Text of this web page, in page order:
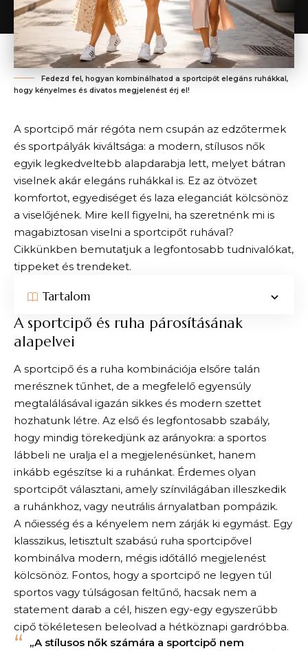
Fedezd fel, hogyan kombinálhatod a sportcipőt elegáns ruhákkal,
hogy kényelmes és divatos megjelenést érj el!
A sportcipő már régóta nem csupán az edzőtermek
és sportpályák kiváltsága: a modern, stílusos nők
egyik legkedveltebb alapdarabja lett, melyet bátran
viselnek akár elegáns ruhákkal is. Ez az ötvözet
komfortot, egyediséget és laza eleganciát kölcsönöz
a viselőjének. Mire kell figyelni, ha szeretnénk mi is
magabiztosan viselni a sportcipőt ruhával?
Cikkünkben bemutatjuk a legfontosabb tudnivalókat,
tippeket és trendeket.
Tartalom
A sportcipő és ruha párosításának
alapelvei
A sportcipő és a ruha kombinációja elsőre talán
merésznek tűnhet, de a megfelelő egyensúly
megtalálásával igazán sikkes és modern szettet
hozhatunk létre. Az első és legfontosabb szabály,
hogy mindig törekedjünk az arányokra: a sportos
lábbeli ne uralja el a megjelenésünket, hanem
inkább egészítse ki a ruhánkat. Érdemes olyan
sportcipőt választani, amely színvilágában illeszkedik
a ruhánkhoz, vagy neutrális árnyalatban pompázik.
A nőiesség és a kényelem nem zárják ki egymást. Egy
klasszikus, letisztult szabású ruha sportcipővel
kombinálva modern, mégis időtálló megjelenést
kölcsönöz. Fontos, hogy a sportcipő ne legyen túl
sportos vagy túlságosan feltűnő, hacsak nem a
statement darab a cél, hiszen egy-egy egyszerűbb
cipő tökéletesen beleolvad a hétköznapi gardróbba.
„A stílusos nők számára a sportcipő nem